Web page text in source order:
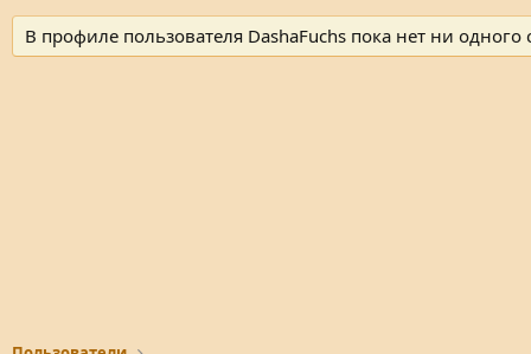
В профиле пользователя DashaFuchs пока нет ни